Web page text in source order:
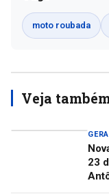
moto roubada
Veja
23